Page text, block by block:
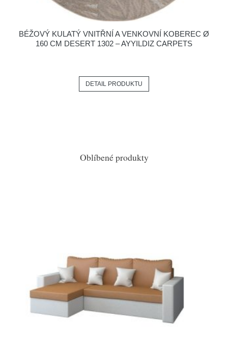
BÉŽOVÝ KULATÝ VNITŘNÍ A VENKOVNÍ KOBEREC Ø
160 CM DESERT 1302 – AYYILDIZ CARPETS
DETAIL PRODUKTU
Oblíbené produkty